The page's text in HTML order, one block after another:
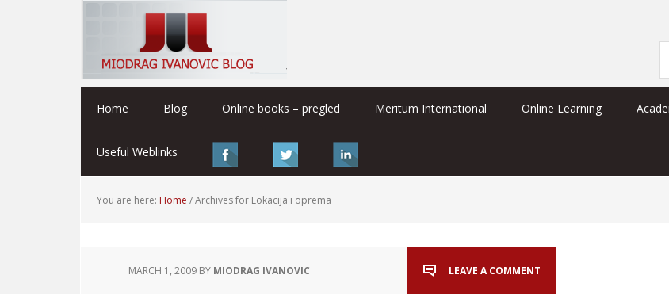
Home Blog Online books – pregled Meritum International Online Learning
Useful Weblinks
You are here: Home /Archives for Lokacija i oprema
MARCH 1, 2009 BY MIODRAG IVANOVIC LEAVE A COMMENT